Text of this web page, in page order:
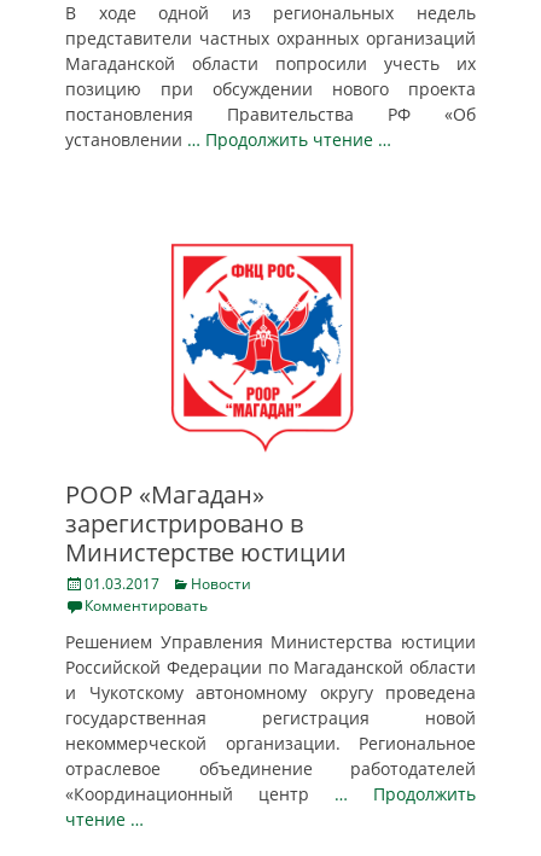
В ходе одной из региональных недель
представители частных охранных организаций
Магаданской области попросили учесть их
позицию при обсуждении нового проекта
постановления Правительства РФ «Об
установлении … Продолжить чтение …
РООР «Магадан»
зарегистрировано в
Министерстве юстиции
Posted
on
01.03.2017 Categories
Новости
Комментировать
Решением Управления Министерства юстиции
Российской Федерации по Магаданской области
и Чукотскому автономному округу проведена
государственная регистрация новой
некоммерческой организации. Региональное
отраслевое объединение работодателей
«Координационный центр … Продолжить
чтение …